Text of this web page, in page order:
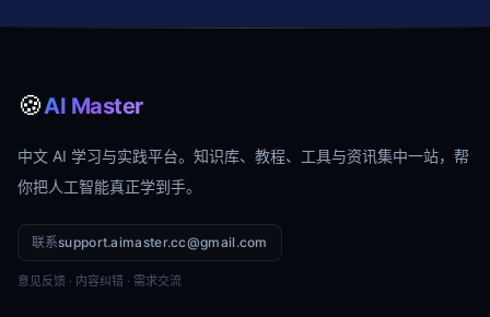
🍪AI Master
中文 AI 学习与实践平台。知识库、教程、工具与资讯集中一站，帮
你把人工智能真正学到手。
联系support.aimaster.cc@gmail.com
意见反馈 · 内容纠错 · 需求交流